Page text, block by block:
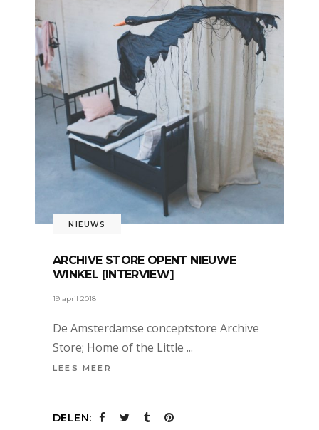
NIEUWS
ARCHIVE STORE OPENT NIEUWE
WINKEL [INTERVIEW]
19 april 2018
De Amsterdamse conceptstore Archive
Store; Home of the Little
LEES MEER
DELEN: